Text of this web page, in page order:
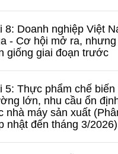
8: Doanh nghiệp Việt
- Cơ hội mở ra,
giống giai đoạn trước
5: Thực phẩm chế biến
lớn, nhu cầu ổn
nhà máy sản xuất
nhật đến tháng 3/2026)